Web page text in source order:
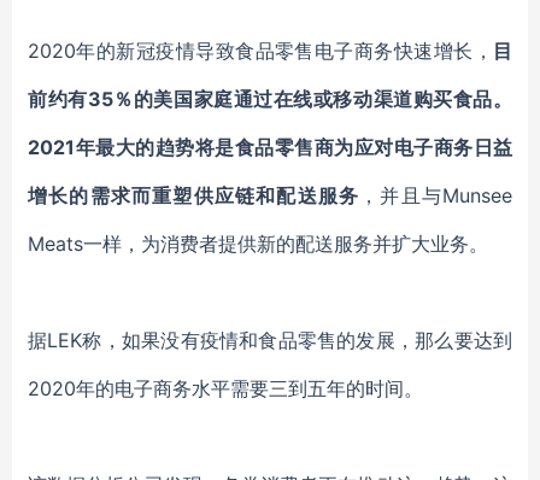
2020年的新冠疫情导致食品零售电子商务快速增长 ， 目
前约有35％的美国家庭通过在线或移动渠道购买食品。
2021年最大的趋势将是食品零售商为应对电子商务 日益
增长的需求而重塑供应链和配送服务 ，并且与Munsee
Meats一样，为消费者提供新的配送服务并扩大业务。
据LEK称，如果没有疫情和食品零售的发展 ，那么要达到
2020年的电子商务水平需要三到五年的时间。